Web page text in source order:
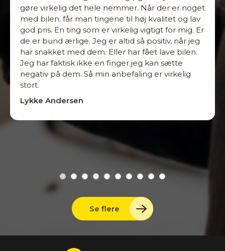
gøre virkelig det hele nemmer. Når der er noget
med bilen. får man tingene til høj kvalitet og lav
god pris. En ting som er virkelig vigtigt for mig. Er
de er bund ærlige. Jeg er altid så positiv, når jeg
har snakket med dem. Eller har fået lave bilen.
Jeg har faktisk ikke en finger jeg kan sætte
negativ på dem. Så min anbefaling er virkelig
stort.
Lykke Andersen
Se flere